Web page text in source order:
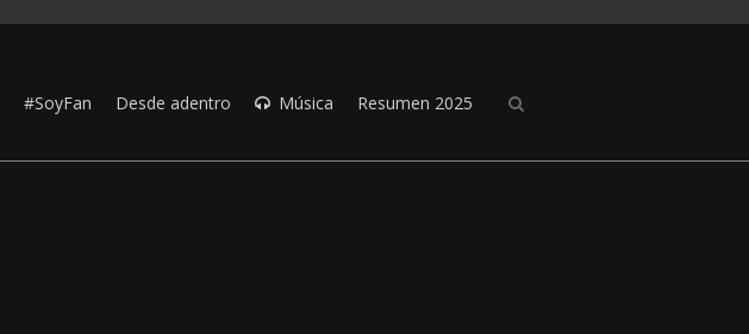
#SoyFan Desde adentro Música Resumen 2025